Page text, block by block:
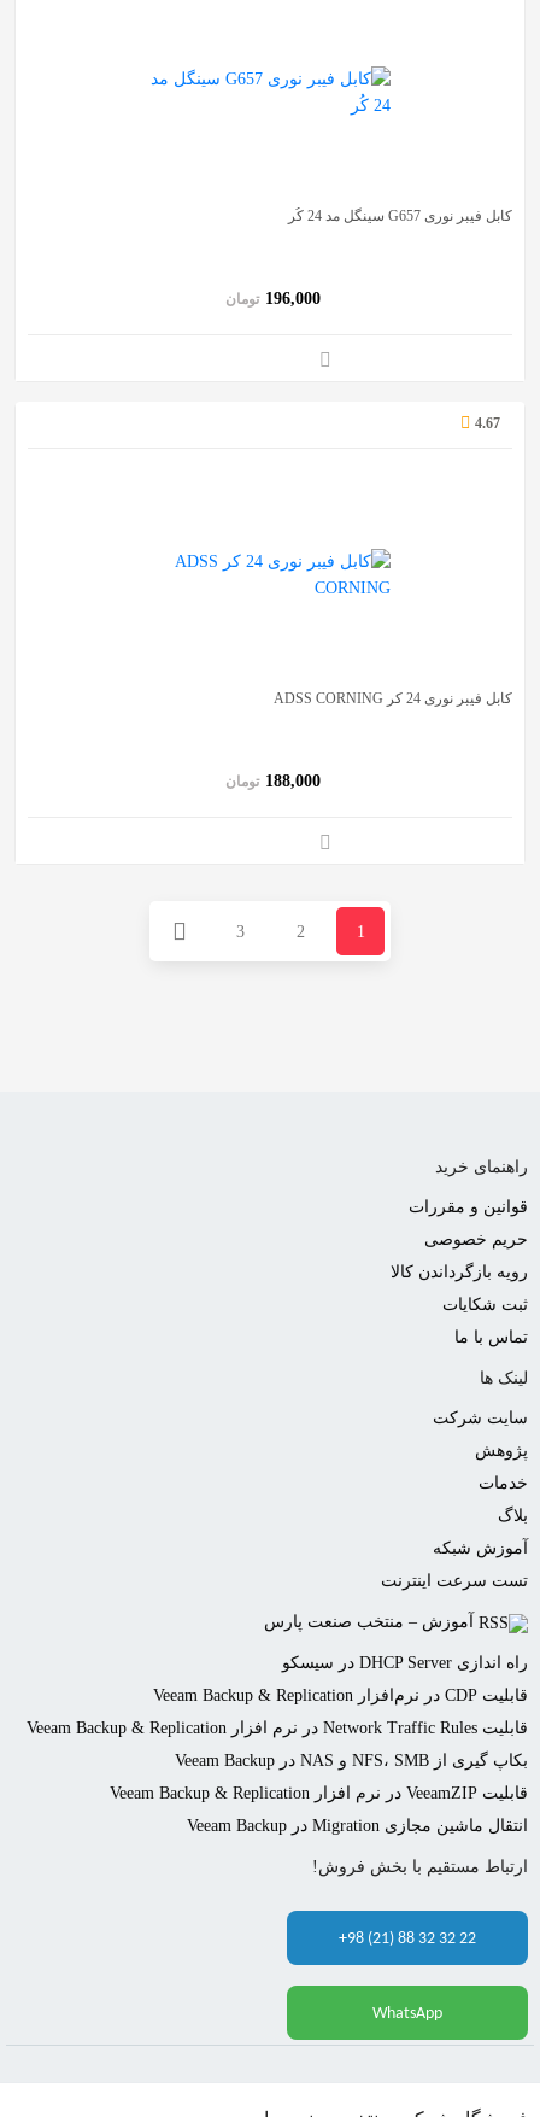
کابل فیبر نوری G657 سینگل مد 24 کُر
تومان 196,000
4.67
کابل فیبر نوری 24 کر ADSS CORNING
تومان 188,000
1
2
3
راهنمای خرید
قوانین و مقررات
حریم خصوصی
رویه بازگرداندن کالا
ثبت شکایات
تماس با ما
لینک ها
سایت شرکت
پژوهش
خدمات
بلاگ
آموزش شبکه
تست سرعت اینترنت
آموزش – منتخب صنعت پارس
راه اندازی DHCP Server در سیسکو
قابلیت CDP در نرم‌افزار Veeam Backup & Replication
قابلیت Network Traffic Rules در نرم افزار Veeam Backup & Replication
بکاپ گیری از NFS، SMB و NAS در Veeam Backup
قابلیت VeeamZIP در نرم افزار Veeam Backup & Replication
انتقال ماشین مجازی Migration در Veeam Backup
ارتباط مستقیم با بخش فروش!
+98 (21) 88 32 32 22
WhatsApp